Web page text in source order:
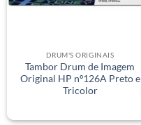
DRUM'S ORIGINAIS
Tambor Drum de Imagem
Original HP nº126A Preto e
Tricolor